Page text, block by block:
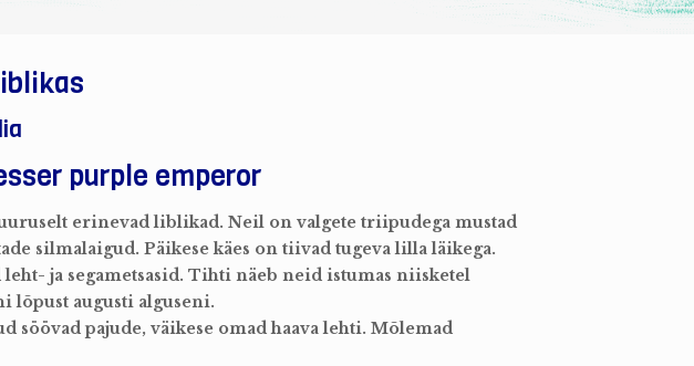
purple emperor
erinevad liblikad. Neil on valgete triipudega mustad
silmalaigud. Päikese käes on tiivad tugeva lilla läikega.
leht- ja segametsasid. Tihti näeb neid istumas niisketel
lõpust augusti alguseni.
pajude, väikese omad haava lehti. Mõlemad